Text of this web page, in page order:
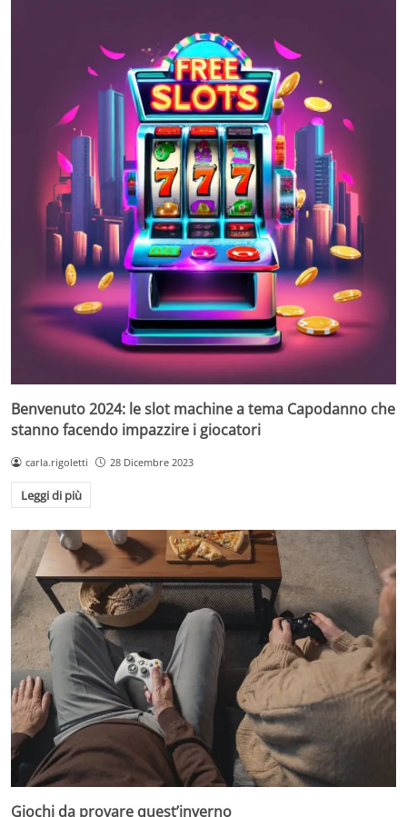
Benvenuto 2024: le slot machine a tema Capodanno che
stanno facendo impazzire i giocatori
carla.rigoletti 28 Dicembre 2023
Leggi di più
Giochi da provare quest’inverno